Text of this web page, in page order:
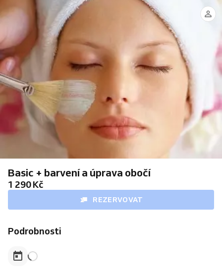
Basic + barvení a úprava obočí
1 290 Kč
REZERVOVAT
Podrobnosti